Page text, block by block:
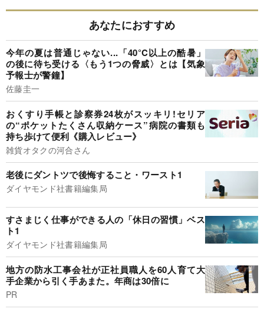
あなたにおすすめ
今年の夏は普通じゃない...「40°C以上の酷暑」
の後に待ち受ける〈もう1つの脅威〉とは【気象
予報士が警鐘】
佐藤圭一
おくすり手帳と診察券24枚がスッキリ!セリア
の“ポケットたくさん収納ケース”病院の書類も
持ち歩けて便利《購入レビュー》
雑貨オタクの河合さん
老後にダントツで後悔すること・ワースト1
ダイヤモンド社書籍編集局
すさまじく仕事ができる人の「休日の習慣」ベス
ト1
ダイヤモンド社書籍編集局
地方の防水工事会社が正社員職人を60人育て大
手企業から引く手あまた。年商は30倍に
PR